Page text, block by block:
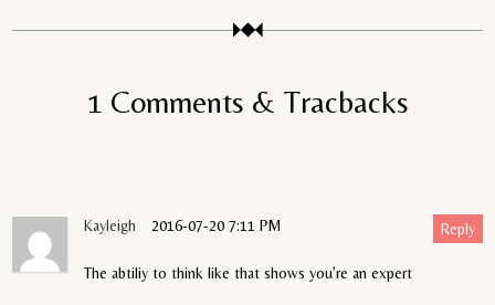
1 Comments & Tracbacks
Kayleigh 2016-07-20 7:11 PM
The abtiliy to think like that shows you’re an expert
Reply